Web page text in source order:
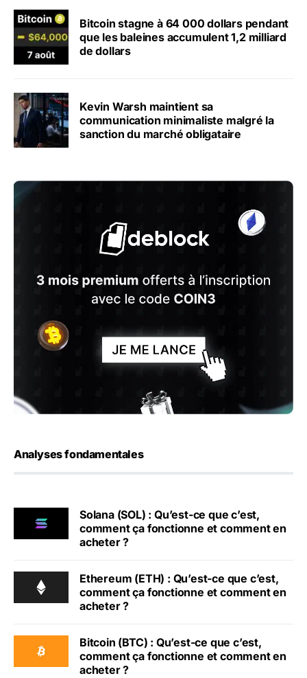
Bitcoin stagne à 64 000 dollars pendant
que les baleines accumulent 1,2 milliard
de dollars
Kevin Warsh maintient sa
communication minimaliste malgré la
sanction du marché obligataire
Analyses fondamentales
Solana (SOL) : Qu’est-ce que c’est,
comment ça fonctionne et comment en
acheter ?
Ethereum (ETH) : Qu’est-ce que c’est,
comment ça fonctionne et comment en
acheter ?
Bitcoin (BTC) : Qu’est-ce que c’est,
comment ça fonctionne et comment en
acheter ?